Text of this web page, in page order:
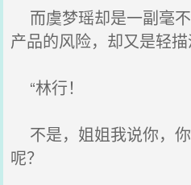
而虞梦瑶却是一副毫
产品的风险，却又是轻描
“林行！
不是，姐姐我说你，
呢？